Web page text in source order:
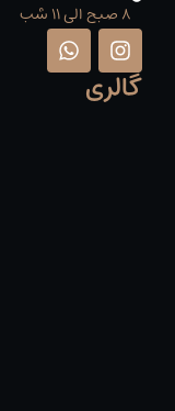
گالری
8 صبح الی 11 شب
I
n
s
t
W
h